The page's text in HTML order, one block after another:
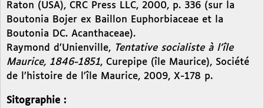
Raton (USA), CRC Press LLC, 2000, p. 336 (sur la
Boutonia Bojer ex Baillon Euphorbiaceae et la
Boutonia DC. Acanthaceae).
Raymond d’Unienville, Tentative socialiste à l’île
Maurice, 1846-1851, Curepipe (île Maurice), Société
de l’histoire de l’île Maurice, 2009, X-178 p.
Sitographie :